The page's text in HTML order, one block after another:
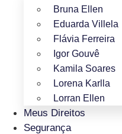
Bruna Ellen
Eduarda Villela
Flávia Ferreira
Igor Gouvê
Kamila Soares
Lorena Karlla
Lorran Ellen
Meus Direitos
Segurança